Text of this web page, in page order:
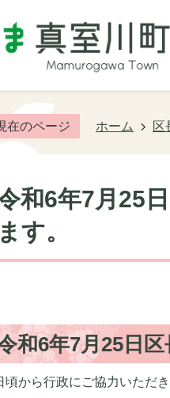
在のページ ホーム 区
和6年7月25
ます。
和6年7月25日
頃から行政にご協力いただ